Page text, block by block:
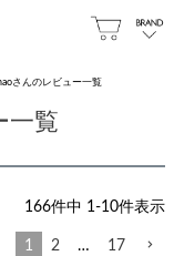
さんのレビュー一覧
一覧
166件中 1-10件表示
1 2 … 17